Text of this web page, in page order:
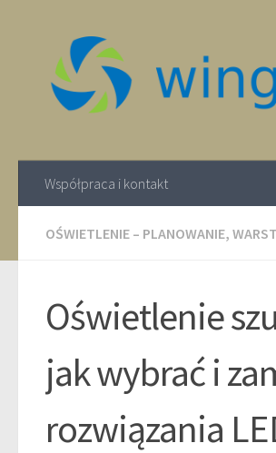
Współpraca i kontakt
OŚWIETLENIE – PLANOWANIE,
Oświetlenie
jak wybrać i
rozwiązania